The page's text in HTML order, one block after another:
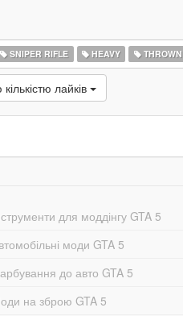
SNIPER RIFLE HEAVY THROWN
лайків
для моддінгу GTA 5
моди GTA 5
до авто GTA 5
на зброю GTA 5